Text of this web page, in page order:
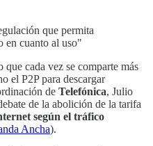
que permita
en cuanto al uso"
que cada vez se comparte más
el P2P para descargar
de Telefónica, Julio
de la abolición de la tarifa
según el tráfico
Ancha).